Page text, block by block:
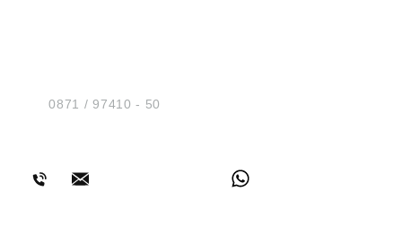
Tel.:0871 / 97410 - 50